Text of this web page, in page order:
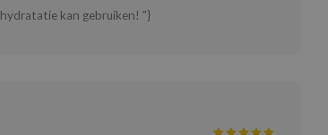
kan gebruiken! "}